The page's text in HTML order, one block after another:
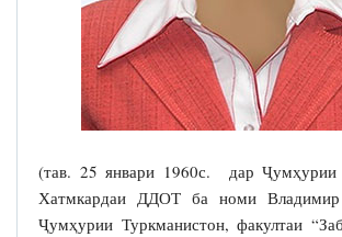
(тав. 25 январи 1960с. дар Ҷумҳурии
Хатмкардаи ДДОТ ба номи
Ҷумҳурии Туркманистон, факултаи